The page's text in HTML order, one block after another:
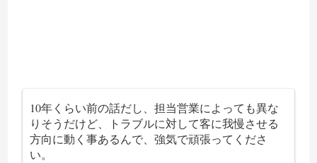
10年くらい前の話だし、担当営業によっても異な
りそうだけど、トラブルに対して客に我慢させる
方向に動く事あるんで、強気で頑張ってくださ
い。